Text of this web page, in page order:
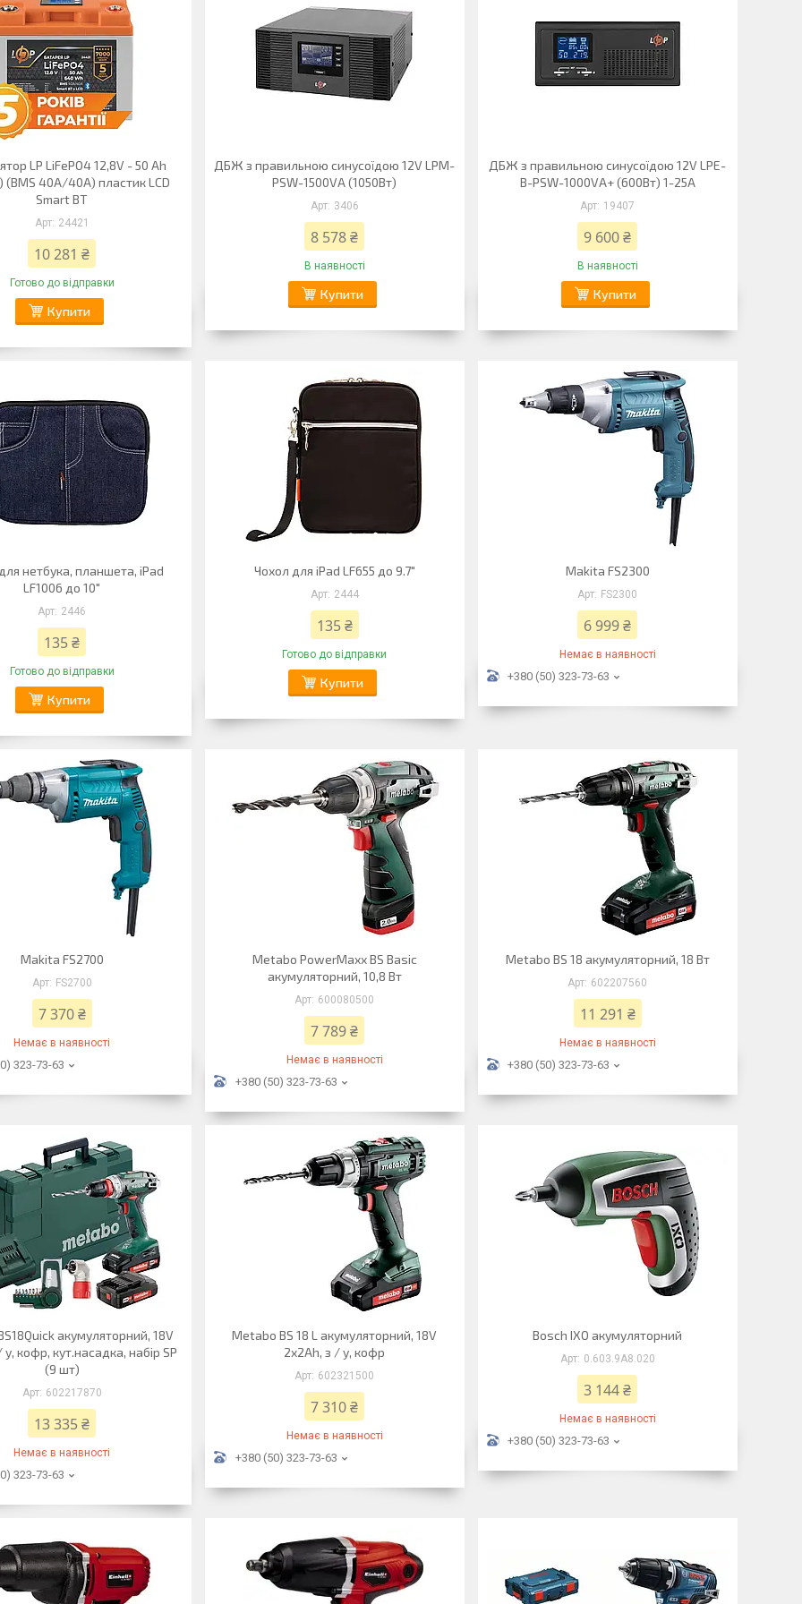
LP LiFePO4 12,8V - 50 Ah
(BMS 40A/40А) пластик LCD
Smart BT
24421
10 281 ₴
Готово до відправки
Купити
ДБЖ з правильною синусоїдою 12V LPM-
PSW-1500VA (1050Вт)
3406
8 578 ₴
В наявності
Купити
ДБЖ з правильною синусоїдою 12V LPE-
B-PSW-1000VA+ (600Вт) 1-25A
19407
9 600 ₴
В наявності
Купити
нетбука, планшета, iPad
LF1006 до 10"
2446
135 ₴
Готово до відправки
Купити
Чохол для iPad LF655 до 9.7"
2444
135 ₴
Готово до відправки
Купити
Makita FS2300
FS2300
6 999 ₴
Немає в наявності
+380 (50) 323-73-63
Makita FS2700
FS2700
7 370 ₴
Немає в наявності
323-73-63
Metabo PowerMaxx BS Basic
акумуляторний, 10,8 Вт
600080500
7 789 ₴
Немає в наявності
+380 (50) 323-73-63
Metabo BS 18 акумуляторний, 18 Вт
602207560
11 291 ₴
Немає в наявності
+380 (50) 323-73-63
акумуляторний, 18V
кофр, кут.насадка, набір SP
(9 шт)
602217870
13 335 ₴
Немає в наявності
323-73-63
Metabo BS 18 L акумуляторний, 18V
2x2Ah, з / у, кофр
602321500
7 310 ₴
Немає в наявності
+380 (50) 323-73-63
Bosch IXO акумуляторний
0.603.9A8.020
3 144 ₴
Немає в наявності
+380 (50) 323-73-63